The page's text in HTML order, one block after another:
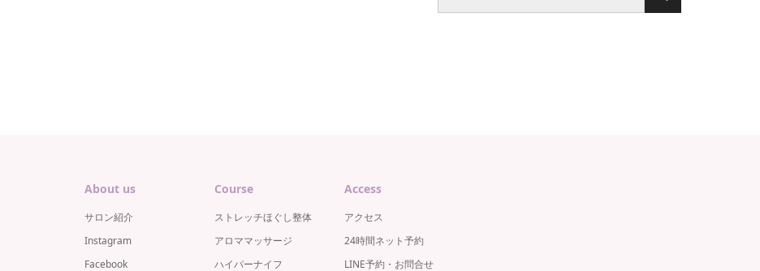
About us
サロン紹介
Instagram
Facebook
Course
ストレッチほぐし整体
アロママッサージ
ハイパーナイフ
Access
アクセス
24時間ネット予約
LINE予約・お問合せ